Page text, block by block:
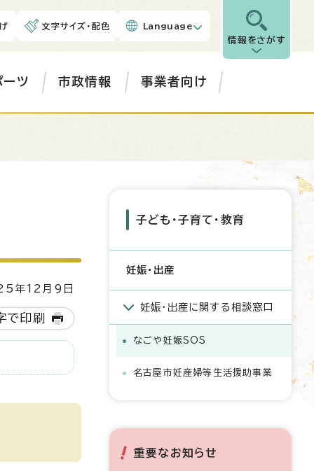
文字サイズ・配色 Language
情報をさがす
ーツ 市政情報 事業者向け
年12月9日
で印刷
子ども・子育て・教育
妊娠・出産
妊娠・出産に関する相談窓口
なごや妊娠SOS
名古屋市妊産婦等生活援助事業
重要なお知らせ